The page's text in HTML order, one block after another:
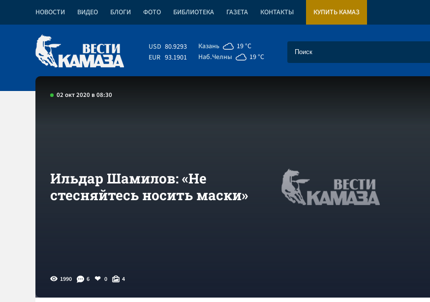
НОВОСТИ ВИДЕО БЛОГИ ФОТО БИБЛИОТЕКА ГАЗЕТА КОНТАКТЫ КУПИТЬ КАМАЗ
USD 80.9293
EUR 93.1901
Казань
19 °C
Наб.Челны
19 °C
02 окт 2020 в 08:30
Ильдар Шамилов: «Не
стесняйтесь носить маски»
1990 6 0 4